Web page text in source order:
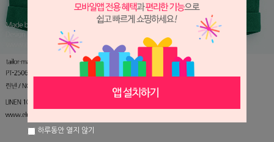
하루동안 열지 않기